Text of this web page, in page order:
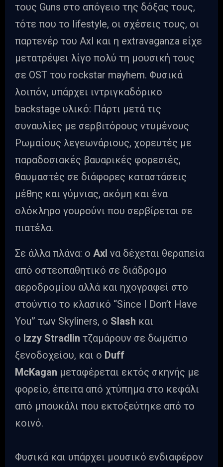
τους Guns στο απόγειο της δόξας τους,
τότε που το lifestyle, οι σχέσεις τους, οι
παρτενέρ του Axl και η extravaganza είχε
μετατρέψει λίγο πολύ τη μουσική τους
σε OST του rockstar mayhem. Φυσικά
λοιπόν, υπάρχει ιντριγκαδόρικο
backstage υλικό: Πάρτι μετά τις
συναυλίες με σερβιτόρους ντυμένους
Ρωμαίους λεγεωνάριους, χορευτές με
παραδοσιακές βαυαρικές φορεσιές,
θαυμαστές σε διάφορες καταστάσεις
μέθης και γύμνιας, ακόμη και ένα
ολόκληρο γουρούνι που σερβίρεται σε
πιατέλα.
Σε άλλα πλάνα: ο Axl να δέχεται θεραπεία
από οστεοπαθητικό σε διάδρομο
αεροδρομίου αλλά και ηχογραφεί στο
στούντιο το κλασικό “Since I Don’t Have
You” των Skyliners, ο Slash και
ο Izzy Stradlin τζαμάρουν σε δωμάτιο
ξενοδοχείου, και ο Duff
McKagan μεταφέρεται εκτός σκηνής με
φορείο, έπειτα από χτύπημα στο κεφάλι
από μπουκάλι που εκτοξεύτηκε από το
κοινό.
Φυσικά και υπάρχει μουσικό ενδιαφέρον